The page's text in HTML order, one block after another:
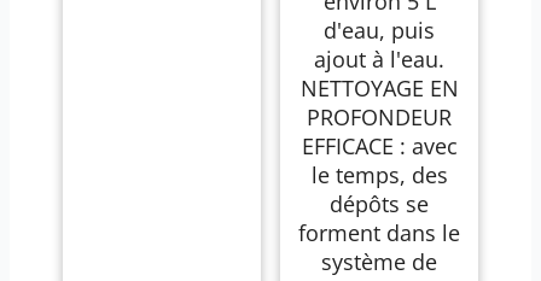
d'eau, puis
ajout à l'eau.
NETTOYAGE EN
PROFONDEUR
EFFICACE : avec
le temps, des
dépôts se
forment dans le
système de